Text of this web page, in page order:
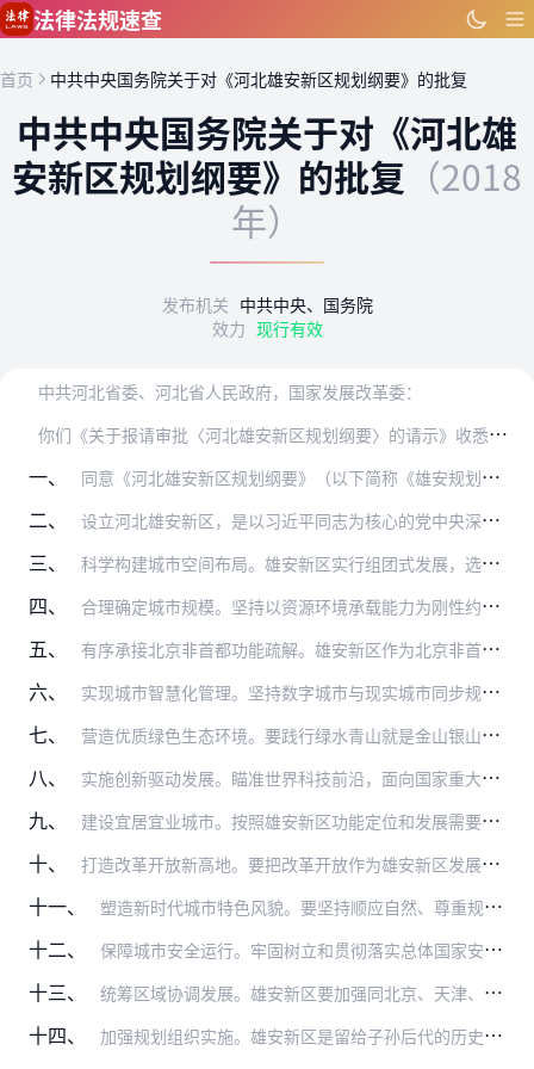
跳到主要内容
法律法规速查
首页 中共中央国务院关于对《河北雄安新区规划纲要》的批复
中共中央国务院关于对《河北雄
安新区规划纲要》的批复 （2018
年）
发布机关 中共中央、国务院
效力 现行有效
中共河北省委、河北省人民政府，国家发展改革委：
你
们《关于报请审批〈河北雄安新区规划纲要〉的请示》收悉。现批复如下：
一、
同意《河北雄安新区规划纲要》（以下简称《雄安规划纲要》）。《雄安规划纲要》深入贯彻习近平新时代中国特色社会主义思想，深入贯彻党的十九大和十九届二中、三中全会精神…
二、 设立河北雄安新区，是以习近平同志为核心的党中央深入推进京津冀协同发展作出的一项重大决策部署，是继深圳经济特区和上海浦东新区之后又一具有全国意义的新区，是千年大计…
三、 科学构建城市空间布局。雄安新区实行组团式发展，选择容城、安新两县交界区域作为起步区先行开发并划出一定范围规划建设启动区，条件成熟后再稳步有序推进中期发展区建设，…
四、 合理确定城市规模。坚持以资源环境承载能力为刚性约束条件，科学确定雄安新区开发边界、人口规模、用地规模、开发强度。要坚持生态优先、绿色发展，雄安新区蓝绿空间占比稳…
五、 有序承接北京非首都功能疏解。雄安新区作为北京非首都功能疏解集中承载地，要重点承接北京非首都功能和人口转移。积极稳妥有序承接符合雄安新区定位和发展需要的高校、医疗…
六、 实现城市智慧化管理。坚持数字城市与现实城市同步规划、同步建设，适度超前布局智能基础设施，打造全球领先的数字城市。建立城市智能治理体系，完善智能城市运营体制机制，…
七、 营造优质绿色生态环境。要践行绿水青山就是金山银山的理念，大规模开展植树造林和国土绿化，将生态湿地融入城市空间，实现雄安新区森林覆盖率达到40%，起步区绿化覆盖率…
八、 实施创新驱动发展。瞄准世界科技前沿，面向国家重大战略需求，积极吸纳和集聚创新要素资源，高起点布局高端高新产业，大力发展高端服务业，构建实体经济、科技创新、现代金…
九、 建设宜居宜业城市。按照雄安新区功能定位和发展需要，沿城市轴线、主要街道、邻里中心，分层次布局不同层级服务设施，落实职住平衡要求，形成多层级、全覆盖、人性化的基本…
十、 打造改革开放新高地。要把改革开放作为雄安新区发展的根本动力，总结吸收我国改革开放40年来的经验成果，进一步解放思想、勇于创新，探索新时代推动高质量发展、建设现代…
十一、 塑造新时代城市特色风貌。要坚持顺应自然、尊重规律、平原建城，坚持中西合璧、以中为主、古今交融，做到疏密有度、绿色低碳、返璞归真，形成中华风范、淀泊风光、创新风尚…
十二、 保障城市安全运行。牢固树立和贯彻落实总体国家安全观，以城市安全运行、灾害预防、公共安全、综合应急等体系建设为重点，构建城市安全和应急防灾体系，提升综合防灾水平。…
十三、 统筹区域协调发展。雄安新区要加强同北京、天津、石家庄、保定等城市的融合发展，与北京中心城区、北京城市副中心合理分工，实现错位发展。要按照网络化布局、智能化管理、…
十四、
加强规划组织实施。雄安新区是留给子孙后代的历史遗产，要有功成不必在我的精神境界，保持历史耐心，合理把握开发节奏，稳扎稳打，一茬接着一茬干，一张蓝图干到底，以钉钉…